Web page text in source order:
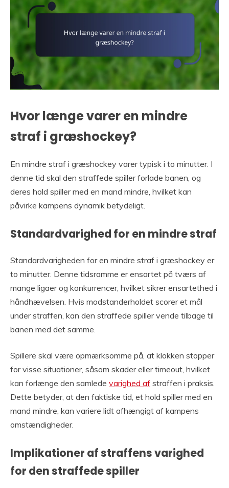
Hvor længe varer en mindre
straf i græshockey?
En mindre straf i græshockey varer typisk i to minutter. I
denne tid skal den straffede spiller forlade banen, og
deres hold spiller med en mand mindre, hvilket kan
påvirke kampens dynamik betydeligt.
Standardvarighed for en mindre straf
Standardvarigheden for en mindre straf i græshockey er
to minutter. Denne tidsramme er ensartet på tværs af
mange ligaer og konkurrencer, hvilket sikrer ensartethed i
håndhævelsen. Hvis modstanderholdet scorer et mål
under straffen, kan den straffede spiller vende tilbage til
banen med det samme.
Spillere skal være opmærksomme på, at klokken stopper
for visse situationer, såsom skader eller timeout, hvilket
kan forlænge den samlede varighed af straffen i praksis.
Dette betyder, at den faktiske tid, et hold spiller med en
mand mindre, kan variere lidt afhængigt af kampens
omstændigheder.
Implikationer af straffens varighed
for den straffede spiller